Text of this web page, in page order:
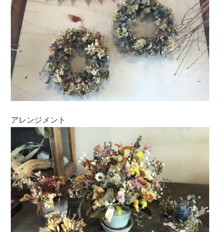
アレンジメント